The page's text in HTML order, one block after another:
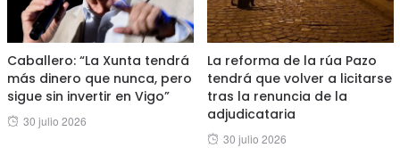
Caballero: “La Xunta tendrá
más dinero que nunca, pero
sigue sin invertir en Vigo”
Posted
30 julio 2026
La reforma de la rúa Pazo
tendrá que volver a licitarse
tras la renuncia de la
adjudicataria
Posted
30 julio 2026